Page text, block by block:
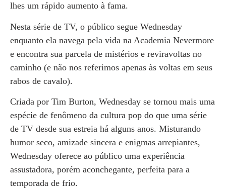
lhes um rápido aumento à fama.
Nesta série de TV, o público segue Wednesday
enquanto ela navega pela vida na Academia Nevermore
e encontra sua parcela de mistérios e reviravoltas no
caminho (e não nos referimos apenas às voltas em seus
rabos de cavalo).
Criada por Tim Burton, Wednesday se tornou mais uma
espécie de fenômeno da cultura pop do que uma série
de TV desde sua estreia há alguns anos. Misturando
humor seco, amizade sincera e enigmas arrepiantes,
Wednesday oferece ao público uma experiência
assustadora, porém aconchegante, perfeita para a
temporada de frio.